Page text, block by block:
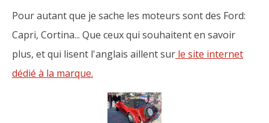
Pour autant que je sache les moteurs sont des Ford:
Capri, Cortina... Que ceux qui souhaitent en savoir
plus, et qui lisent l'anglais aillent sur le site internet
dédié à la marque.